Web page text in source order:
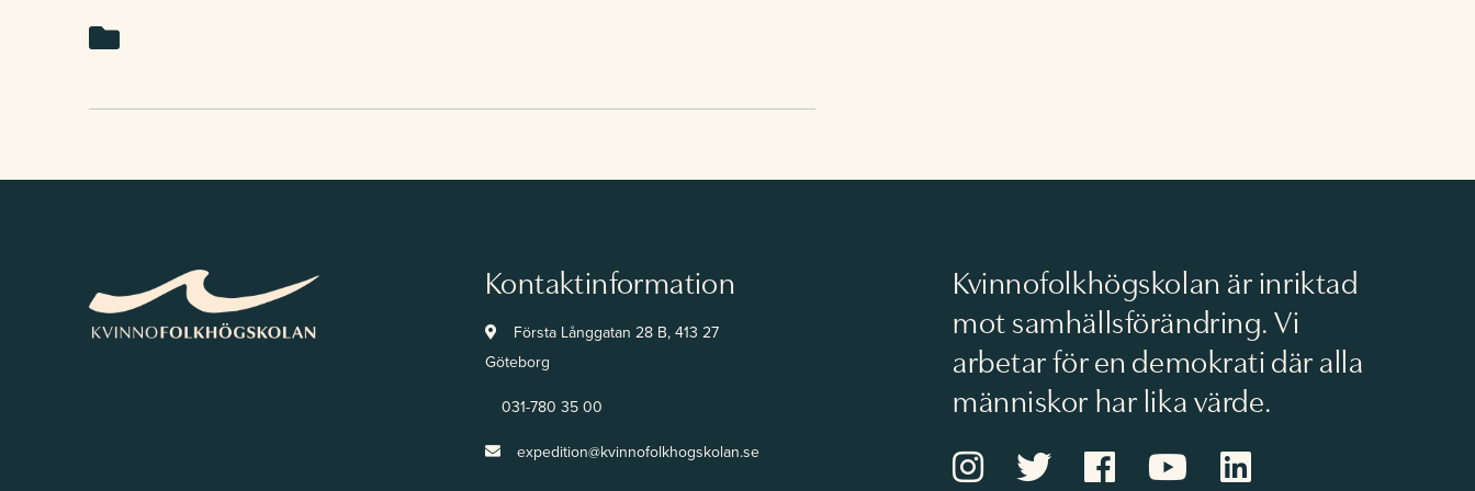
Kontaktinformation
Första Långgatan 28 B, 413 27
Göteborg
031-780 35 00
expedition@kvinnofolkhogskolan.se
Kvinnofolkhögskolan är inriktad
mot samhällsförändring. Vi
arbetar för en demokrati där alla
människor har lika värde.